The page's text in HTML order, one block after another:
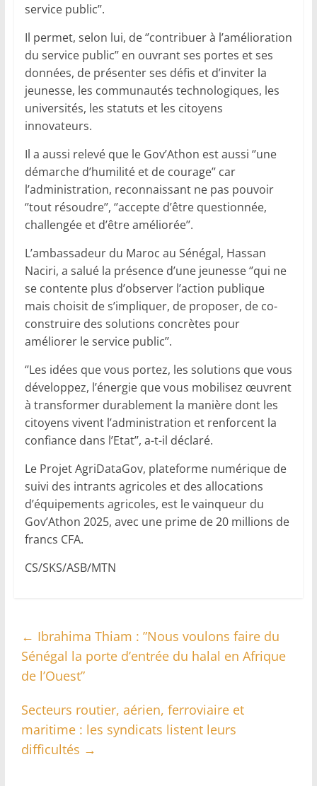
service public’’.
Il permet, selon lui, de ‘’contribuer à l’amélioration
du service public’’ en ouvrant ses portes et ses
données, de présenter ses défis et d’inviter la
jeunesse, les communautés technologiques, les
universités, les statuts et les citoyens
innovateurs.
Il a aussi relevé que le Gov’Athon est aussi ‘’une
démarche d’humilité et de courage’’ car
l’administration, reconnaissant ne pas pouvoir
‘’tout résoudre’’, ‘’accepte d’être questionnée,
challengée et d’être améliorée’’.
L’ambassadeur du Maroc au Sénégal, Hassan
Naciri, a salué la présence d’une jeunesse ‘’qui ne
se contente plus d’observer l’action publique
mais choisit de s’impliquer, de proposer, de co-
construire des solutions concrètes pour
améliorer le service public’’.
‘’Les idées que vous portez, les solutions que vous
développez, l’énergie que vous mobilisez œuvrent
à transformer durablement la manière dont les
citoyens vivent l’administration et renforcent la
confiance dans l’Etat’’, a-t-il déclaré.
Le Projet AgriDataGov, plateforme numérique de
suivi des intrants agricoles et des allocations
d’équipements agricoles, est le vainqueur du
Gov’Athon 2025, avec une prime de 20 millions de
francs CFA.
CS/SKS/ASB/MTN
← Ibrahima Thiam : ”Nous voulons faire du
Sénégal la porte d’entrée du halal en Afrique
de l’Ouest”
Secteurs routier, aérien, ferroviaire et
maritime : les syndicats listent leurs
difficultés →